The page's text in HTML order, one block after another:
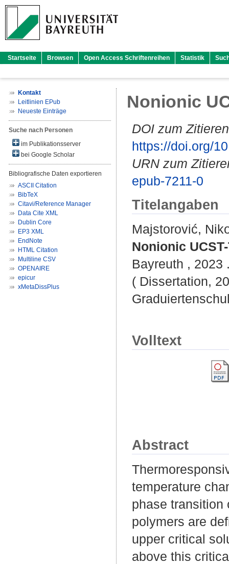
Startseite Browsen Open Access Schriftenreihen Statistik
Kontakt
Leitlinien EPub
Neueste Einträge
Suche nach Personen
im Publikationsserver
bei Google Scholar
Bibliografische Daten exportieren
ASCII Citation
BibTeX
Citavi/Reference Manager
Data Cite XML
Dublin Core
EP3 XML
EndNote
HTML Citation
Multiline CSV
OPENAIRE
epicur
xMetaDissPlus
Nonionic
DOI zum
https://doi.org/
URN zum
epub-7211-0
Titelangaben
Majstorović,
Nonionic
Bayreuth , 2023
( Dissertation,
Volltext
Abstract
temperature
phase transition
polymers are
upper critical
above this